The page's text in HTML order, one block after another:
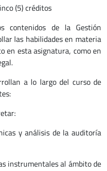
(5) créditos
contenidos de la Gestión
las habilidades en materia
en esta asignatura, como en
a lo largo del curso de
análisis de la auditoría
al ámbito de